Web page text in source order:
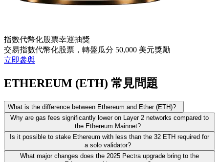
指數代幣化股票幸運抽獎
交易指數代幣化股票，轉盤瓜分 50,000 美元獎勵
立即參與
ETHEREUM (ETH) 常見問題
What is the difference between Ethereum and Ether (ETH)?
Ethereum 是指底層的區塊鏈網路，通常被描述為用於智慧合
約和去中心化應用程式的全球電腦。Ether (ETH) 是該網路的
原生加密貨幣。它有兩個主要用途：作為 Gas 支付交易手續
費，以及作為驗證者透過 Proof of Stake 保護網路安全時使用
的抵押品。
Why are gas fees significantly lower on Layer 2 networks compared to
the Ethereum Mainnet?
在 Dencun 升級之後，Ethereum 引入了 EIP-4844，其創建了
Blobs。這些是專用的臨時儲存空間，允許 Layer 2 (L2) 擴容方
案以更低的成本將其交易數據發佈到主網。雖然主網仍然是高
Is it possible to stake Ethereum with less than the 32 ETH required for
a solo validator?
是的。雖然運行獨立驗證者的技術要求是 32 ETH，但大多數
What major changes does the 2025 Pectra upgrade bring to the